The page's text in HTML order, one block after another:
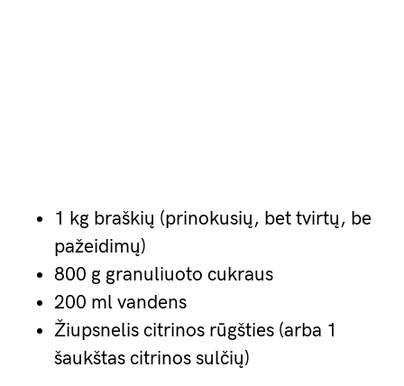
1 kg braškių (prinokusių, bet tvirtų, be
pažeidimų)
800 g granuliuoto cukraus
200 ml vandens
Žiupsnelis citrinos rūgšties (arba 1
šaukštas citrinos sulčių)